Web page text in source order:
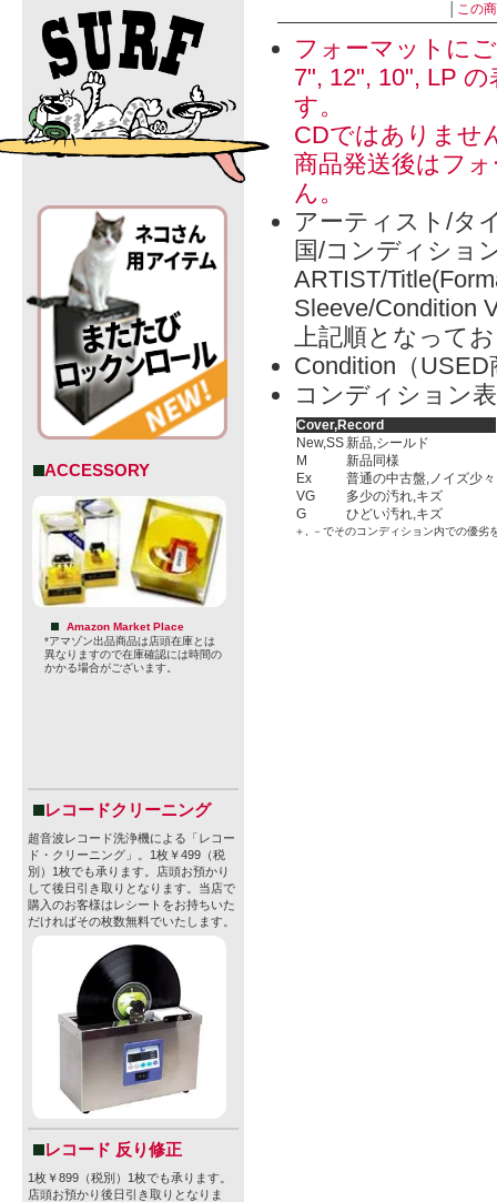
ACCESSORY
Amazon Market Place
*アマゾン出品商品は店頭在庫とは
異なりますので在庫確認には時間の
かかる場合がございます。
レコードクリーニング
超音波レコード洗浄機による「レコー
ド・クリーニング」。1枚￥499（税
別）1枚でも承ります。店頭お預かり
して後日引き取りとなります。当店で
購入のお客様はレシートをお持ちいた
だければその枚数無料でいたします。
レコード 反り修正
1枚￥899（税別）1枚でも承ります。
店頭お預かり後日引き取りとなりま
この
フォーマットに
7", 12", 10", LP
す。
CDではありませ
商品発送後はフ
ん。
アーティスト/タ
国/コンディショ
ARTIST/
Sleeve/Condition
上記順となって
Condition（
コンディション
Cover,Record
New,SS新品,シールド
M
新品同様
Ex
普通の中古盤,ノイズ少々
VG
多少の汚れ,キズ
G
ひどい汚れ,キズ
＋, －でそのコンディション内での優劣